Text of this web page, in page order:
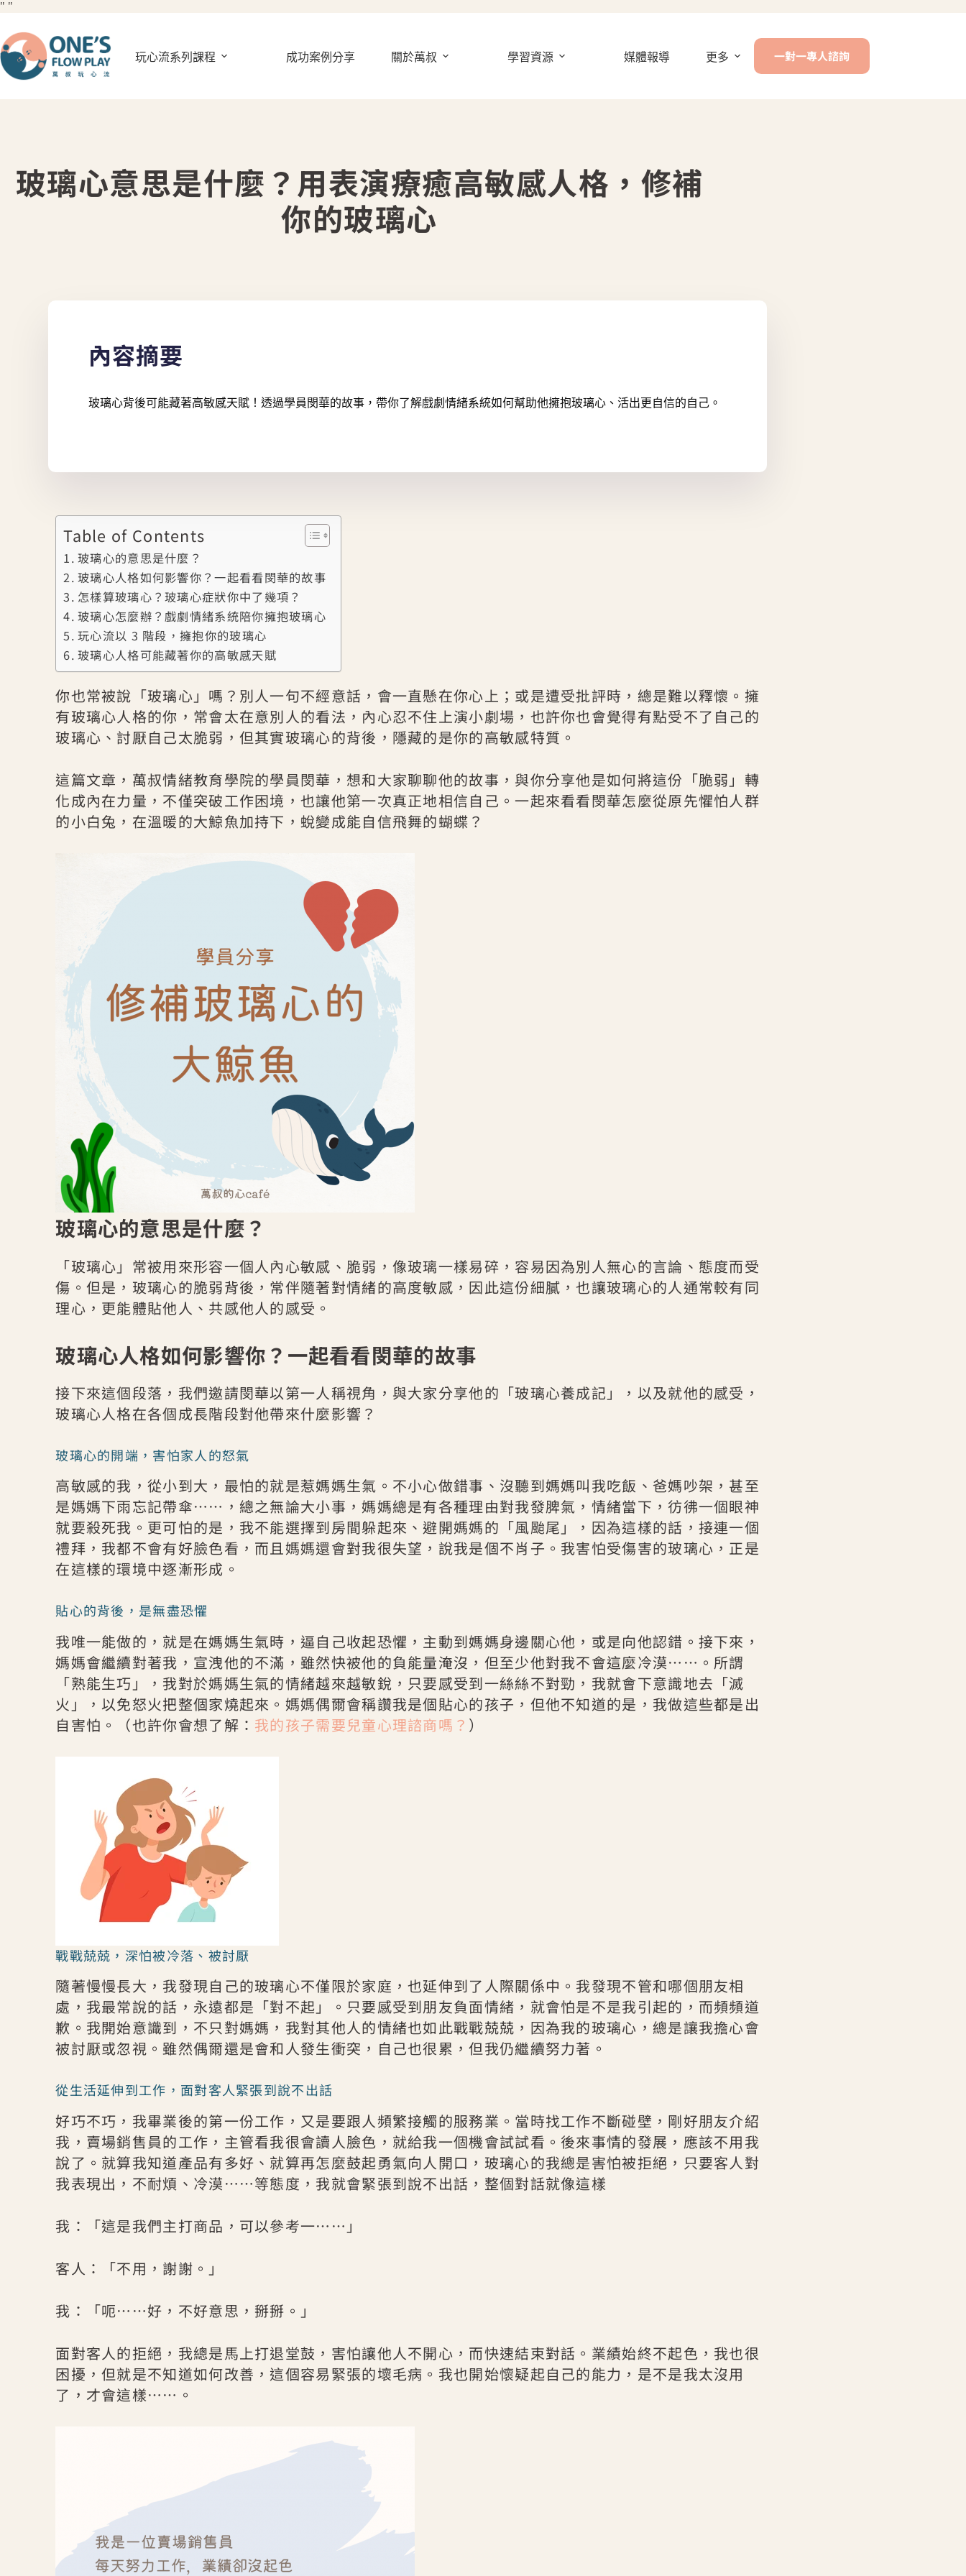
" "
玩心流系列課程 成功案例分享 關於萬叔 學習資源 媒體報導 更多 一對一專人諮詢
玻璃心意思是什麼？用表演療癒高敏感人格，修補
你的玻璃心
內容摘要
玻璃心背後可能藏著高敏感天賦！透過學員閔華的故事，帶你了解戲劇情緒系統如何幫助他擁抱玻璃心、活出更自信的自己。
Table of Contents
玻璃心的意思是什麼？
玻璃心人格如何影響你？一起看看閔華的故事
怎樣算玻璃心？玻璃心症狀你中了幾項？
玻璃心怎麼辦？戲劇情緒系統陪你擁抱玻璃心
玩心流以 3 階段，擁抱你的玻璃心
玻璃心人格可能藏著你的高敏感天賦
你也常被說「玻璃心」嗎？別人一句不經意話，會一直懸在你心上；或是遭受批評時，總是難以釋懷。擁
有玻璃心人格的你，常會太在意別人的看法，內心忍不住上演小劇場，也許你也會覺得有點受不了自己的
玻璃心、討厭自己太脆弱，但其實玻璃心的背後，隱藏的是你的高敏感特質。
這篇文章，萬叔情緒教育學院的學員閔華，想和大家聊聊他的故事，與你分享他是如何將這份「脆弱」轉
化成內在力量，不僅突破工作困境，也讓他第一次真正地相信自己。一起來看看閔華怎麼從原先懼怕人群
的小白兔，在溫暖的大鯨魚加持下，蛻變成能自信飛舞的蝴蝶？
玻璃心的意思是什麼？
「玻璃心」常被用來形容一個人內心敏感、脆弱，像玻璃一樣易碎，容易因為別人無心的言論、態度而受
傷。但是，玻璃心的脆弱背後，常伴隨著對情緒的高度敏感，因此這份細膩，也讓玻璃心的人通常較有同
理心，更能體貼他人、共感他人的感受。
玻璃心人格如何影響你？一起看看閔華的故事
接下來這個段落，我們邀請閔華以第一人稱視角，與大家分享他的「玻璃心養成記」，以及就他的感受，
玻璃心人格在各個成長階段對他帶來什麼影響？
玻璃心的開端，害怕家人的怒氣
高敏感的我，從小到大，最怕的就是惹媽媽生氣。不小心做錯事、沒聽到媽媽叫我吃飯、爸媽吵架，甚至
是媽媽下雨忘記帶傘⋯⋯，總之無論大小事，媽媽總是有各種理由對我發脾氣，情緒當下，彷彿一個眼神
就要殺死我。更可怕的是，我不能選擇到房間躲起來、避開媽媽的「風颱尾」，因為這樣的話，接連一個
禮拜，我都不會有好臉色看，而且媽媽還會對我很失望，說我是個不肖子。我害怕受傷害的玻璃心，正是
在這樣的環境中逐漸形成。
貼心的背後，是無盡恐懼
我唯一能做的，就是在媽媽生氣時，逼自己收起恐懼，主動到媽媽身邊關心他，或是向他認錯。接下來，
媽媽會繼續對著我，宣洩他的不滿，雖然快被他的負能量淹沒，但至少他對我不會這麼冷漠⋯⋯。所謂
「熟能生巧」，我對於媽媽生氣的情緒越來越敏銳，只要感受到一絲絲不對勁，我就會下意識地去「滅
火」，以免怒火把整個家燒起來。媽媽偶爾會稱讚我是個貼心的孩子，但他不知道的是，我做這些都是出
自害怕。（也許你會想了解： 我的孩子需要兒童心理諮商嗎？ ）
戰戰兢兢，深怕被冷落、被討厭
隨著慢慢長大，我發現自己的玻璃心不僅限於家庭，也延伸到了人際關係中。我發現不管和哪個朋友相
處，我最常說的話，永遠都是「對不起」。只要感受到朋友負面情緒，就會怕是不是我引起的，而頻頻道
歉。我開始意識到，不只對媽媽，我對其他人的情緒也如此戰戰兢兢，因為我的玻璃心，總是讓我擔心會
被討厭或忽視。雖然偶爾還是會和人發生衝突，自己也很累，但我仍繼續努力著。
從生活延伸到工作，面對客人緊張到說不出話
好巧不巧，我畢業後的第一份工作，又是要跟人頻繁接觸的服務業。當時找工作不斷碰壁，剛好朋友介紹
我，賣場銷售員的工作，主管看我很會讀人臉色，就給我一個機會試試看。後來事情的發展，應該不用我
說了。就算我知道產品有多好、就算再怎麼鼓起勇氣向人開口，玻璃心的我總是害怕被拒絕，只要客人對
我表現出，不耐煩、冷漠⋯⋯等態度，我就會緊張到說不出話，整個對話就像這樣
我：「這是我們主打商品，可以參考一⋯⋯」
客人：「不用，謝謝。」
我：「呃⋯⋯好，不好意思，掰掰。」
面對客人的拒絕，我總是馬上打退堂鼓，害怕讓他人不開心，而快速結束對話。業績始終不起色，我也很
困擾，但就是不知道如何改善，這個容易緊張的壞毛病。我也開始懷疑起自己的能力，是不是我太沒用
了，才會這樣⋯⋯。